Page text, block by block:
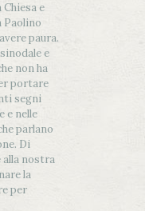
e
Paolino
paura.
e
non ha
portare
segni
e nelle
parlano
Di
alla nostra
la
per